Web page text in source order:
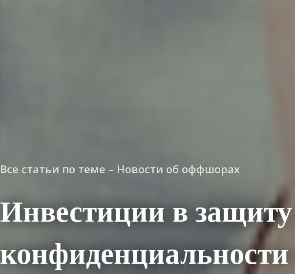
Все статьи по теме – Новости об оффшорах
Инвестиции в защиту